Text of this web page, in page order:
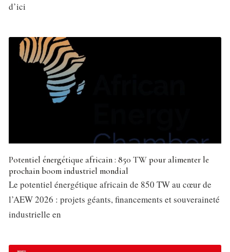
d’ici
Potentiel énergétique africain : 850 TW pour alimenter le
prochain boom industriel mondial
Le potentiel énergétique africain de 850 TW au cœur de
l’AEW 2026 : projets géants, financements et souveraineté
industrielle en